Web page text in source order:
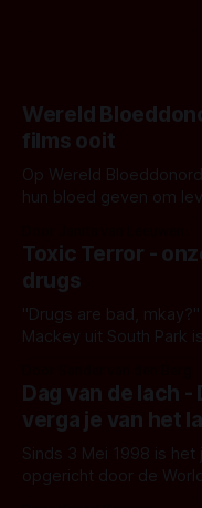
Wereld
films ooit
Op Wereld
hun bloed geven om
Toxic Terror -
drugs
"Drugs are bad,
Mackey uit South Park
van waarheid in. Want
drugs en de daaruit
goeds.
Dag van de lach
verga je van het
Sinds 3 Mei 1998 is het
opgericht door de